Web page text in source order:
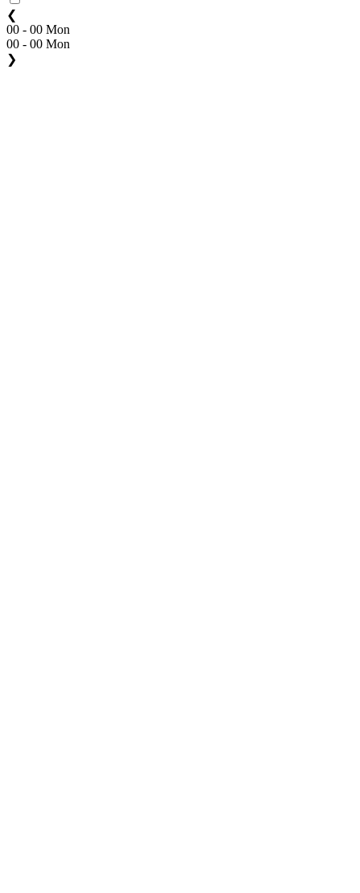
❮
00 - 00 Mon
00 - 00 Mon
❯